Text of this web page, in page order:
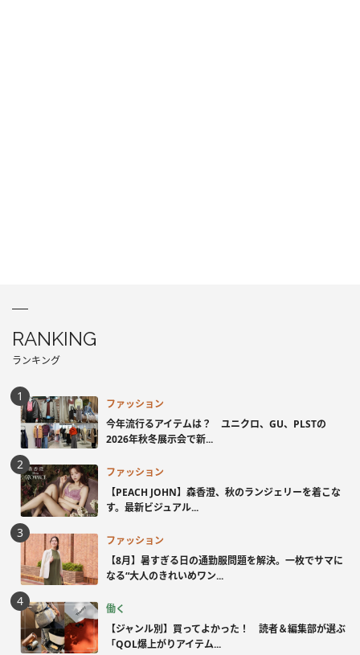
RANKING
ランキング
ファッション
今年流行るアイテムは？ ユニクロ、GU、PLSTの
2026年秋冬展示会で新...
ファッション
【PEACH JOHN】森香澄、秋のランジェリーを着こな
す。最新ビジュアル...
ファッション
【8月】暑すぎる日の通勤服問題を解決。一枚でサマに
なる“大人のきれいめワン...
働く
【ジャンル別】買ってよかった！ 読者＆編集部が選ぶ
「QOL爆上がりアイテム...